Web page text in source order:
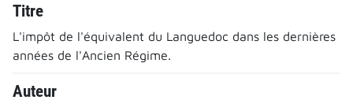
Titre
L'impôt de l'équivalent du Languedoc dans les dernières
années de l'Ancien Régime.
Auteur